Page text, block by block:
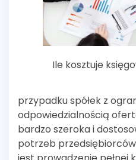
Ile kosztuje
przypadku spółek z
odpowiedzialnością
bardzo szeroka i
potrzeb